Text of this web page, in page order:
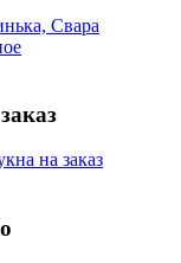
Свара
на заказ